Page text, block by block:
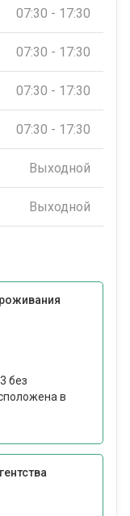
07:30 - 17:30
07:30 - 17:30
07:30 - 17:30
07:30 - 17:30
Выходной
Выходной
без
в